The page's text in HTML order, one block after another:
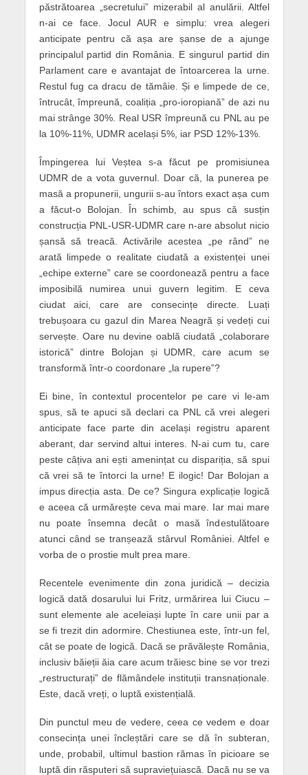
păstrătoarea „secretului” mizerabil al anulării. Altfel
n-ai ce face. Jocul AUR e simplu: vrea alegeri
anticipate pentru că așa are șanse de a ajunge
principalul partid din România. E singurul partid din
Parlament care e avantajat de întoarcerea la urne.
Restul fug ca dracu de tămâie. Și e limpede de ce,
întrucât, împreună, coaliția „pro-ioropiană” de azi nu
mai strânge 30%. Real USR împreună cu PNL au pe
la 10%-11%, UDMR același 5%, iar PSD 12%-13%.
Împingerea lui Veștea s-a făcut pe promisiunea
UDMR de a vota guvernul. Doar că, la punerea pe
masă a propunerii, ungurii s-au întors exact așa cum
a făcut-o Bolojan. În schimb, au spus că susțin
construcția PNL-USR-UDMR care n-are absolut nicio
șansă să treacă. Activările acestea „pe rând” ne
arată limpede o realitate ciudată a existenței unei
„echipe externe” care se coordonează pentru a face
imposibilă numirea unui guvern legitim. E ceva
ciudat aici, care are consecințe directe. Luați
trebușoara cu gazul din Marea Neagră și vedeți cui
servește. Oare nu devine oablă ciudată „colaborare
istorică” dintre Bolojan și UDMR, care acum se
transformă într-o coordonare „la rupere”?
Ei bine, în contextul procentelor pe care vi le-am
spus, să te apuci să declari ca PNL că vrei alegeri
anticipate face parte din același registru aparent
aberant, dar servind altui interes. N-ai cum tu, care
peste câțiva ani ești amenințat cu dispariția, să spui
că vrei să te întorci la urne! E ilogic! Dar Bolojan a
impus direcția asta. De ce? Singura explicație logică
e aceea că urmărește ceva mai mare. Iar mai mare
nu poate însemna decât o masă îndestulătoare
atunci când se tranșează stârvul României. Altfel e
vorba de o prostie mult prea mare.
Recentele evenimente din zona juridică – decizia
logică dată dosarului lui Fritz, urmărirea lui Ciucu –
sunt elemente ale aceleiași lupte în care unii par a
se fi trezit din adormire. Chestiunea este, într-un fel,
cât se poate de logică. Dacă se prăvălește România,
inclusiv băieții ăia care acum trăiesc bine se vor trezi
„restructurați” de flămândele instituții transnaționale.
Este, dacă vreți, o luptă existențială.
Din punctul meu de vedere, ceea ce vedem e doar
consecința unei încleștări care se dă în subteran,
unde, probabil, ultimul bastion rămas în picioare se
luptă din răsputeri să supraviețuiască. Dacă nu se va